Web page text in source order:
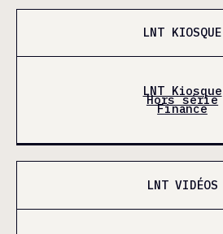
LNT KIOSQUE
LNT Kiosque
Hors série
Finance
LNT VIDÉOS